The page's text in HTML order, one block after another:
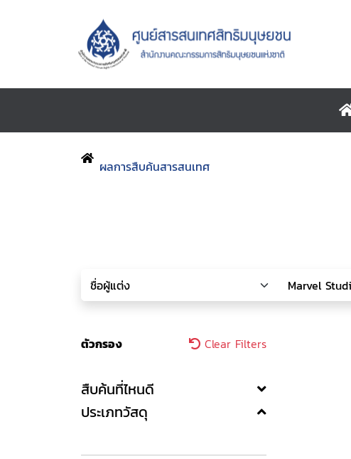
ผลการสืบค้นสารสนเทศ
ตัวกรอง Clear Filters
สืบค้นที่ไหนดี
ประเภทวัสดุ